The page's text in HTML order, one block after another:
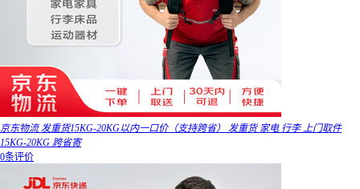
京东物流 发重货15KG-20KG以内一口价（支持跨省） 发重货 家电 行李 上门取件
15KG-20KG 跨省寄
0条评价